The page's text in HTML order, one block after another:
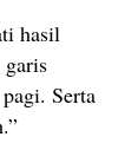
hasil
garis
Serta